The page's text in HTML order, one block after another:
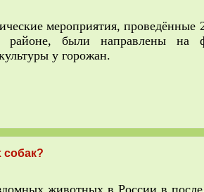
мероприятия, проведённые
районе, были направлены на
у горожан.
собак?